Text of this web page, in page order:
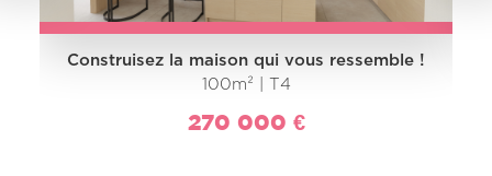
Construisez la maison qui vous ressemble !
100m² | T4
270 000 €